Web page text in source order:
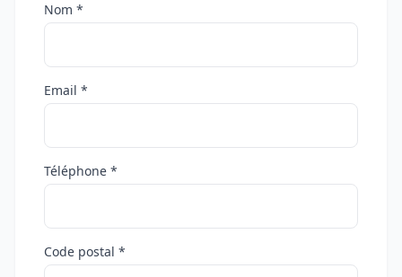
Nom *
Email *
Téléphone *
Code postal *